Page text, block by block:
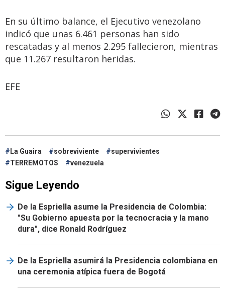
En su último balance, el Ejecutivo venezolano
indicó que unas 6.461 personas han sido
rescatadas y al menos 2.295 fallecieron, mientras
que 11.267 resultaron heridas.
EFE
La Guaira sobreviviente
supervivientes
TERREMOTOS
venezuela
Sigue Leyendo
De la Espriella asume la Presidencia de Colombia:
"Su Gobierno apuesta por la tecnocracia y la mano
dura", dice Ronald Rodríguez
De la Espriella asumirá la Presidencia colombiana en
una ceremonia atípica fuera de Bogotá